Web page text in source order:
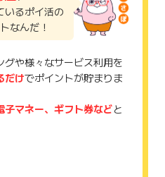
いるポイ活の
なんだ！
や様々なサービス利用を
だけでポイントが貯まりま
子マネー、ギフト券などと